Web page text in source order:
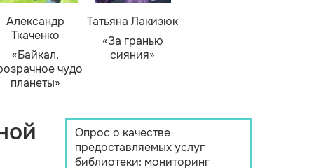
Александр
Ткаченко
«Байкал.
чудо
планеты»
Татьяна Лакизюк
«За гранью
сияния»
Опрос о качестве
предоставляемых услуг
библиотеки: мониторинг